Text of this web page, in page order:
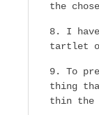
the
I
tartlet of
To
thing
thin the